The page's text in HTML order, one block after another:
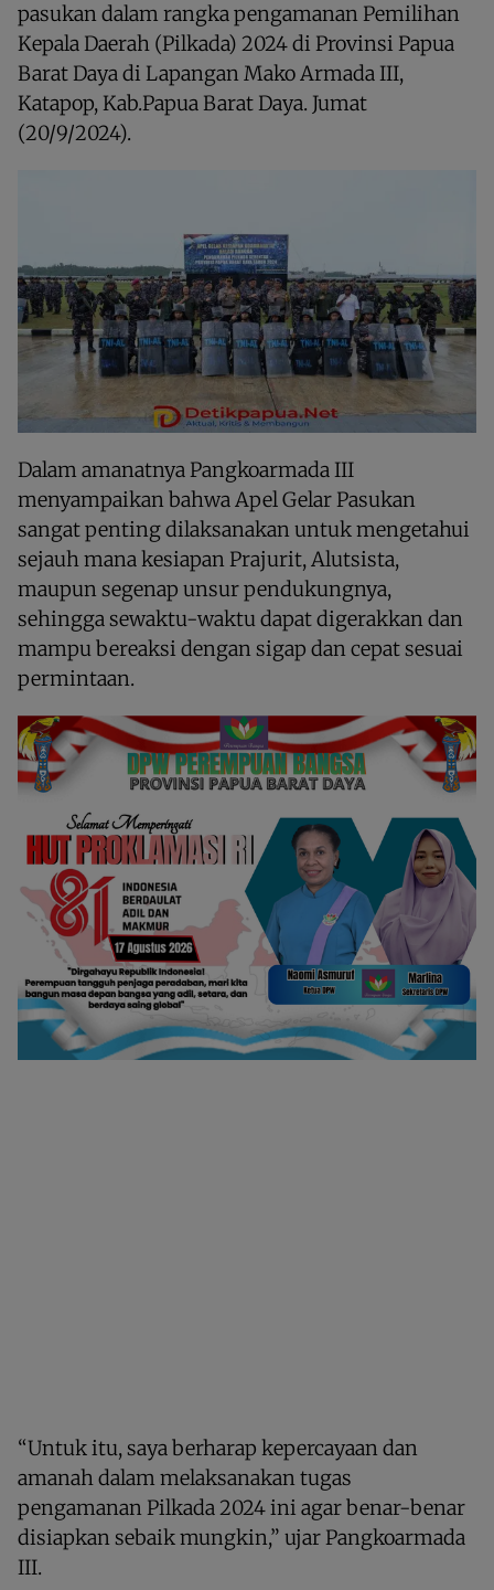
pasukan dalam rangka pengamanan Pemilihan
Kepala Daerah (Pilkada) 2024 di Provinsi Papua
Barat Daya di Lapangan Mako Armada III,
Katapop, Kab.Papua Barat Daya. Jumat
(20/9/2024).
Dalam amanatnya Pangkoarmada III
menyampaikan bahwa Apel Gelar Pasukan
sangat penting dilaksanakan untuk mengetahui
sejauh mana kesiapan Prajurit, Alutsista,
maupun segenap unsur pendukungnya,
sehingga sewaktu-waktu dapat digerakkan dan
mampu bereaksi dengan sigap dan cepat sesuai
permintaan.
“Untuk itu, saya berharap kepercayaan dan
amanah dalam melaksanakan tugas
pengamanan Pilkada 2024 ini agar benar-benar
disiapkan sebaik mungkin,” ujar Pangkoarmada
III.